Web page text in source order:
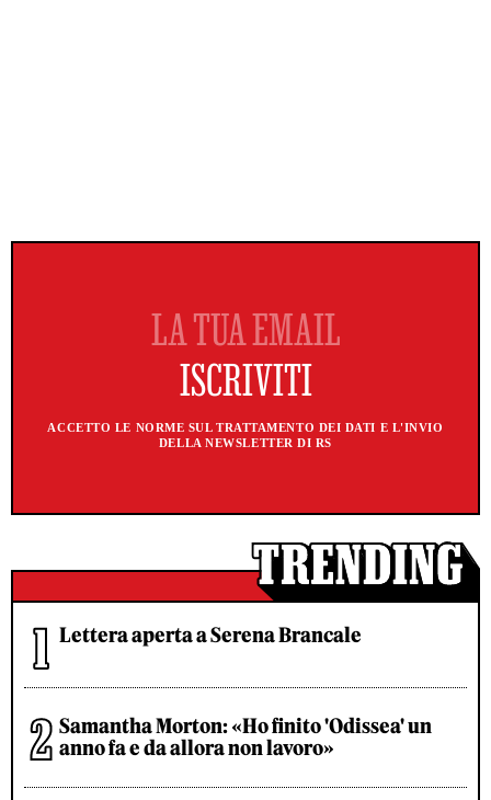
ACCETTO LE NORME SUL TRATTAMENTO DEI DATI E L'INVIO
DELLA NEWSLETTER DI RS
Lettera aperta a Serena Brancale
Samantha Morton: «Ho finito 'Odissea' un
anno fa e da allora non lavoro»